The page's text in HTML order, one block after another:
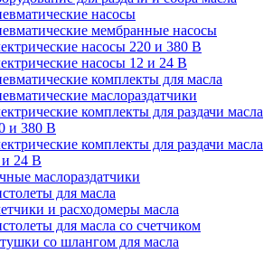
насосы
мембранные насосы
насосы 220 и 380 В
насосы 12 и 24 В
комплекты для масла
маслораздатчики
комплекты для раздачи масла
и 380 В
комплекты для раздачи масла
и 24 В
маслораздатчики
для масла
и расходомеры масла
для масла со счетчиком
со шлангом для масла